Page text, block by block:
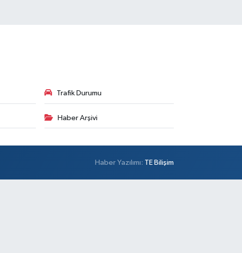
Trafik Durumu
Haber Arşivi
Haber Yazılımı: TE Bilişim